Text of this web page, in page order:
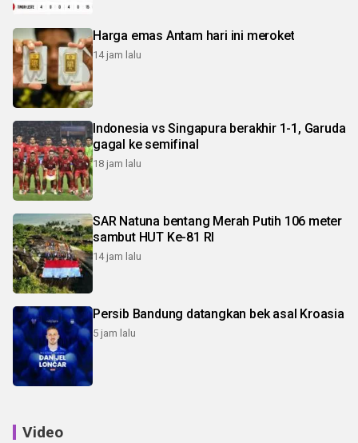
Harga emas Antam hari ini meroket
14 jam lalu
Indonesia vs Singapura berakhir 1-1, Garuda
gagal ke semifinal
18 jam lalu
SAR Natuna bentang Merah Putih 106 meter
sambut HUT Ke-81 RI
14 jam lalu
Persib Bandung datangkan bek asal Kroasia
5 jam lalu
Video